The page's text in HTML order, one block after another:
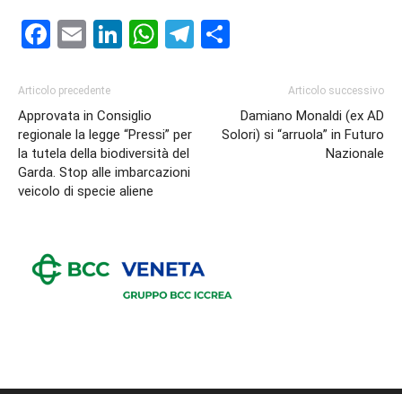
Facebook
EmailLinkedIn
WhatsApp
Telegram
Articolo precedente
Approvata in Consiglio
regionale la legge “Pressi” per
la tutela della biodiversità del
Garda. Stop alle imbarcazioni
veicolo di specie aliene
Articolo successivo
Damiano Monaldi (ex AD
Solori) si “arruola” in Futuro
Nazionale